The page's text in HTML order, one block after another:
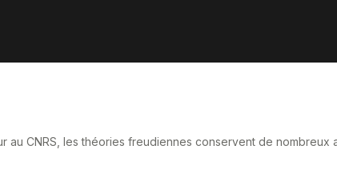
au CNRS, les théories freudiennes conservent de